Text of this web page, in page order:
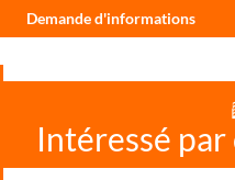
Demande d'informations
Intéressé par